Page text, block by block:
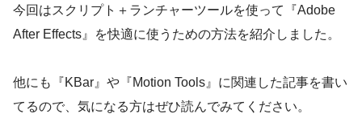
『TEST』ボタンで入力したスクリプトが正常に
ふにゃ太郎
このスクリプトで最初にフォルダーを作っ
ておけば、きちんと整理整頓できそうです
去のレンダーキューが積み重なっていること
がありますが
今回はスクリプト＋ランチャーツールを使って『Adobe
After Effects』を快適に使うための方法を紹介しました。
他にも『KBar』や『Motion Tools』に関連した記事を書い
てるので、気になる方はぜひ読んでみてください。